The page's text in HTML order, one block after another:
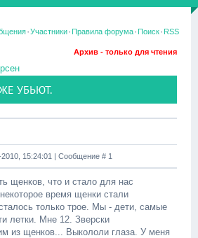
·Участники·Правила форума·Поиск·RSS
Архив - только для чтения
УБЬЮТ.
15:24:01 | Сообщение # 1
щенков, что и стало для нас
время щенки стали
только трое. Мы - дети, самые
летки. Мне 12. Зверски
из щенков... Выкололи глаза. У меня